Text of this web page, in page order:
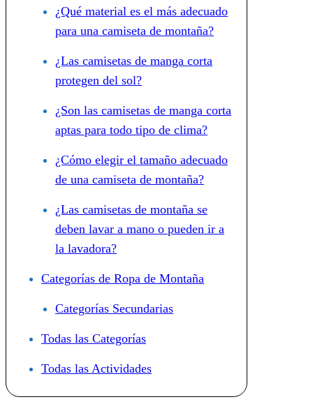
¿Qué material es el más adecuado
para una camiseta de montaña?
¿Las camisetas de manga corta
protegen del sol?
¿Son las camisetas de manga corta
aptas para todo tipo de clima?
¿Cómo elegir el tamaño adecuado
de una camiseta de montaña?
¿Las camisetas de montaña se
deben lavar a mano o pueden ir a
la lavadora?
Categorías de Ropa de Montaña
Categorías Secundarias
Todas las Categorías
Todas las Actividades